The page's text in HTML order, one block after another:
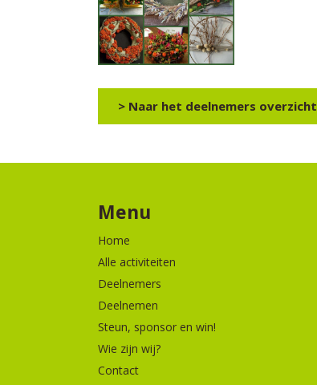
> Naar het deelnemers overzicht
Menu
Home
Alle activiteiten
Deelnemers
Deelnemen
Steun, sponsor en win!
Wie zijn wij?
Contact